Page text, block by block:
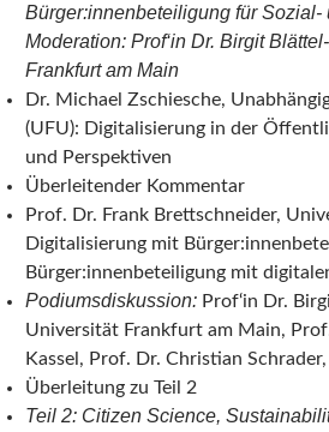
Bürger:innenbeteiligung für
Moderation: Prof‘in Dr. Birgit
Frankfurt am Main
Dr. Michael Zschiesche,
(UFU): Digitalisierung in der
und Perspektiven
Überleitender Kommentar
Prof. Dr. Frank Brettschneider,
Digitalisierung mit
Bürger:innenbeteiligung mit
Podiumsdiskussion: Prof‘in Dr.
Universität Frankfurt am Main,
Kassel, Prof. Dr. Christian
Überleitung zu Teil 2
Teil 2: Citizen Science,